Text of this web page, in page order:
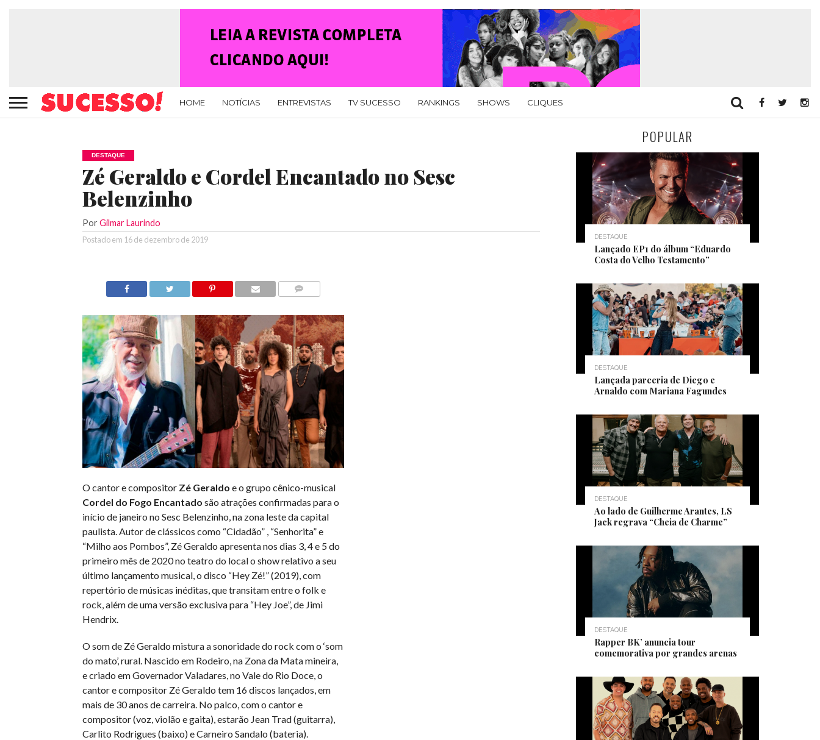
HOME NOTÍCIAS ENTREVISTAS TV SUCESSO RANKINGS SHOWS CLIQUES
DESTAQUE
Zé Geraldo e Cordel Encantado no Sesc
Belenzinho
Por Gilmar Laurindo
Postado em 16 de dezembro de 2019
O cantor e compositor Zé Geraldo e o grupo cênico-musical
Cordel do Fogo Encantado são atrações confirmadas para o
início de janeiro no Sesc Belenzinho, na zona leste da capital
paulista. Autor de clássicos como “Cidadão” , “Senhorita” e
“Milho aos Pombos”, Zé Geraldo apresenta nos dias 3, 4 e 5 do
primeiro mês de 2020 no teatro do local o show relativo a seu
último lançamento musical, o disco “Hey Zé!” (2019), com
repertório de músicas inéditas, que transitam entre o folk e
rock, além de uma versão exclusiva para “Hey Joe”, de Jimi
Hendrix.
O som de Zé Geraldo mistura a sonoridade do rock com o ‘som
do mato’, rural. Nascido em Rodeiro, na Zona da Mata mineira,
e criado em Governador Valadares, no Vale do Rio Doce, o
cantor e compositor Zé Geraldo tem 16 discos lançados, em
mais de 30 anos de carreira. No palco, com o cantor e
compositor (voz, violão e gaita), estarão Jean Trad (guitarra),
Carlito Rodrigues (baixo) e Carneiro Sandalo (bateria).
POPULAR
DESTAQUE
Lançado EP1 do álbum “Eduardo
Costa do Velho Testamento”
DESTAQUE
Lançada parceria de Diego e
Arnaldo com Mariana Fagundes
DESTAQUE
Ao lado de Guilherme Arantes, LS
Jack regrava “Cheia de Charme”
DESTAQUE
Rapper BK’ anuncia tour
comemorativa por grandes arenas